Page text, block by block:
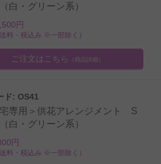
白・グリーン系）
円
送料・税込み ※一部除く）
ご注文はこちら （商品詳細）
ド: OS41
宅専用＞供花アレンジメント S
白・グリーン系）
円
送料・税込み ※一部除く）